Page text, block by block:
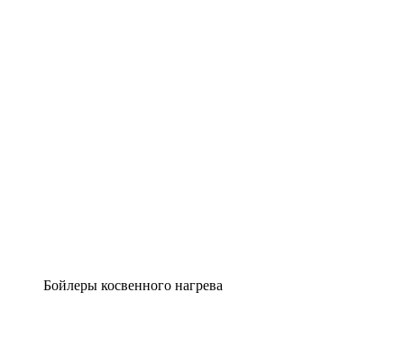
Бойлеры косвенного нагрева